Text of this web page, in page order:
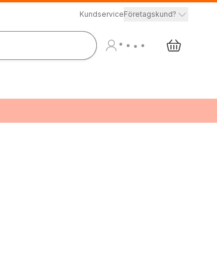
KundserviceFöretagskund?